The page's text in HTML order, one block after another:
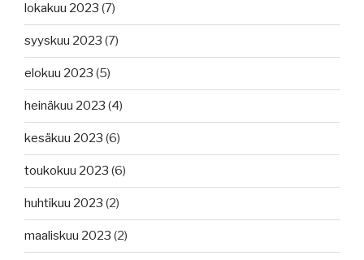
lokakuu 2023 (7)
syyskuu 2023 (7)
elokuu 2023 (5)
heinäkuu 2023 (4)
kesäkuu 2023 (6)
toukokuu 2023 (6)
huhtikuu 2023 (2)
maaliskuu 2023 (2)